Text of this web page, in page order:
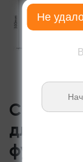
Свая
для
Не